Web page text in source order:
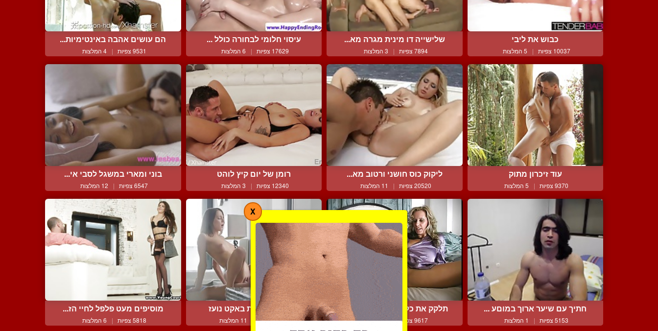
כבוש את ליבי
10037 צפיות | 5 המלצות
שלישייה דו מינית מגרה מא...
7894 צפיות | 3 המלצות
עיסוי חלומי לבחורה כולל ...
17629 צפיות | 6 המלצות
הם עושים אהבה באינטימיות...
9531 צפיות | 4 המלצות
עוד זיכרון מתוק
9370 צפיות | 5 המלצות
ליקוק כוס חושני ורטוב מא...
20520 צפיות | 11 המלצות
רומן של יום קיץ לוהט
12340 צפיות | 3 המלצות
בוני ומארי במשגל לסבי אי...
6547 צפיות | 12 המלצות
חתיך עם שיער ארוך במוםע ...
5153 צפיות | 1 המלצות
תלקק את כל השפיך מהכוס ה...
9617 צפיות | 1 המלצות
נשיקות לוהטות באקט נועז
21127 צפיות | 11 המלצות
מוסיפים מעט פלפל לחיי הז...
5818 צפיות | 6 המלצות
X